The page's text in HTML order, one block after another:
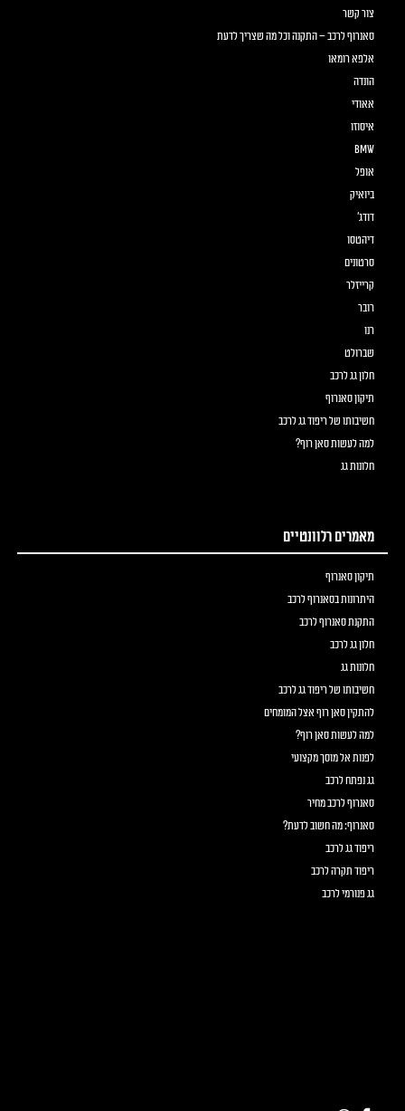
צור קשר
סאנרוף לרכב – התקנה וכל מה שצריך לדעת
אלפא רומאו
הונדה
אאודי
איסוזו
BMW
אופל
ביואיק
דודג'
דיהטסו
סרטונים
קרייזלר
רובר
רנו
שברולט
חלון גג לרכב
תיקון סאנרוף
חשיבותו של ריפוד גג לרכב
למה לעשות סאן רוף?
חלונות גג
מאמרים רלוונטיים
תיקון סאנרוף
היתרונות בסאנרוף לרכב
התקנת סאנרוף לרכב
חלון גג לרכב
חלונות גג
חשיבותו של ריפוד גג לרכב
להתקין סאן רוף אצל המומחים
למה לעשות סאן רוף?
לפנות אל מוסך מקצועי
גג נפתח לרכב
סאנרוף לרכב מחיר
סאנרוף: מה חשוב לדעת?
ריפוד גג לרכב
ריפוד תקרה לרכב
גג פנורמי לרכב